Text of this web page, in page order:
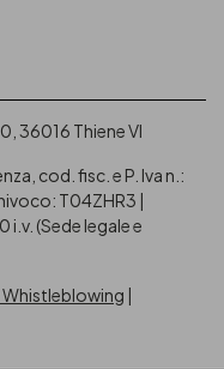
36016 Thiene VI
cod. fisc. e P. Iva n.:
T04ZHR3 |
(Sede legale e
Whistleblowing